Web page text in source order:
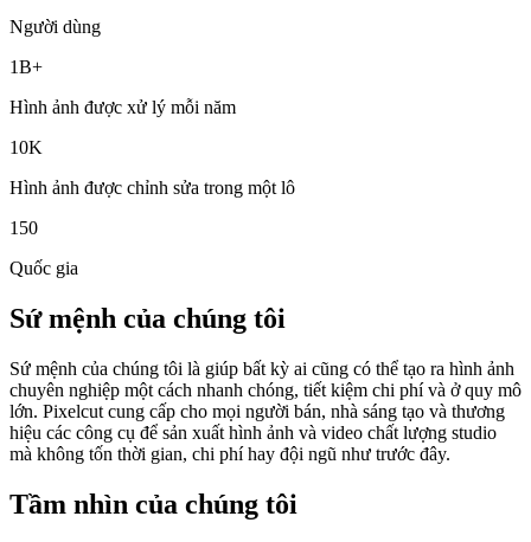
Người dùng
1B+
Hình ảnh được xử lý mỗi năm
10K
Hình ảnh được chỉnh sửa trong một lô
150
Quốc gia
Sứ mệnh của chúng tôi
Sứ mệnh của chúng tôi là giúp bất kỳ ai cũng có thể tạo ra hình ảnh
chuyên nghiệp một cách nhanh chóng, tiết kiệm chi phí và ở quy mô
lớn. Pixelcut cung cấp cho mọi người bán, nhà sáng tạo và thương
hiệu các công cụ để sản xuất hình ảnh và video chất lượng studio
mà không tốn thời gian, chi phí hay đội ngũ như trước đây.
Tầm nhìn của chúng tôi